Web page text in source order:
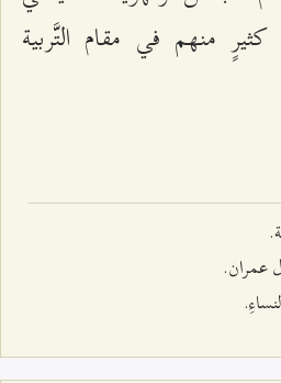
منهم في مقام التَّربية